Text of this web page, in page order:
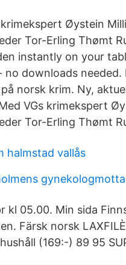
krimekspert Øystein
Tor-Erling Thømt
instantly on your
no downloads needed.
norsk krim. Ny,
VGs krimekspert
Tor-Erling Thømt
halmstad vallås
kl 05.00. Min sida
Färsk norsk
(169:-) 89 95